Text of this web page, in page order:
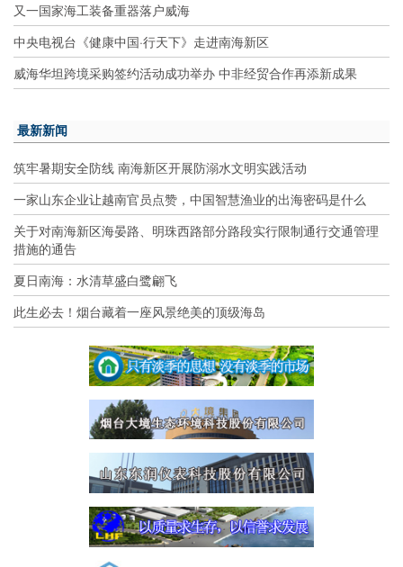
又一国家海工装备重器落户威海
中央电视台《健康中国·行天下》走进南海新区
威海华坦跨境采购签约活动成功举办 中非经贸合作再添新成果
最新新闻
筑牢暑期安全防线 南海新区开展防溺水文明实践活动
一家山东企业让越南官员点赞，中国智慧渔业的出海密码是什么
关于对南海新区海晏路、明珠西路部分路段实行限制通行交通管理
措施的通告
夏日南海：水清草盛白鹭翩飞
此生必去！烟台藏着一座风景绝美的顶级海岛